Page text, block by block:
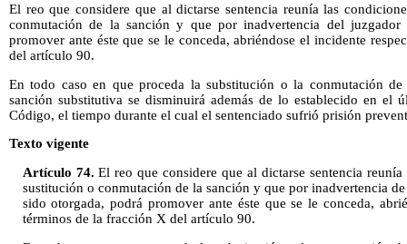
El reo que considere que al dictarse sentencia reunía las
conmutación de la sanción y que por inadvertencia del
promover ante éste que se le conceda, abriéndose el incidente
del artículo 90.
En todo caso en que proceda la substitución o la conmutación
sanción substitutiva se disminuirá además de lo establecido en el
Código, el tiempo durante el cual el sentenciado sufrió prisión
Texto vigente
Artículo 74. El reo que considere que al dictarse sentencia
sustitución o conmutación de la sanción y que por inadvertencia
sido otorgada, podrá promover ante éste que se le conceda,
términos de la fracción X del artículo 90.